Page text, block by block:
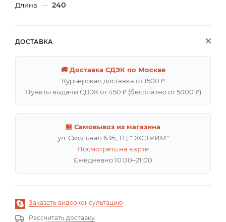
Длина — 240
ДОСТАВКА
🚚 Доставка СДЭК по Москве
Курьерская доставка от 1500 ₽
Пункты выдачи СДЭК от 450 ₽ (бесплатно от 5000 ₽)
🏪 Самовывоз из магазина
ул. Смольная 63Б, ТЦ "ЭКСТРИМ"
Посмотреть на карте
Ежедневно 10:00–21:00
Заказать видеоконсультацию
Рассчитать доставку